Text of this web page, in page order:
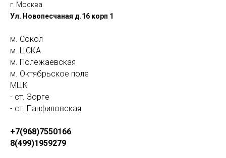
г. Москва
Ул. Новопесчаная д.16 корп 1
м. Сокол
м. ЦСКА
м. Полежаевская
м. Октябрьское поле
МЦК
- ст. Зорге
- ст. Панфиловская
+7(968)7550166
8(499)1959279